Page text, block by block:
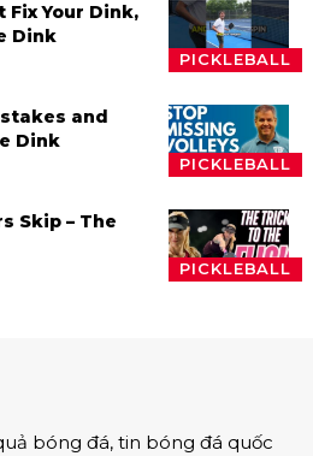
PICKLEBALL
Your Dink,
Dink
PICKLEBALL
and
Dink
PICKLEBALL
Skip – The
bóng đá, tin bóng đá quốc